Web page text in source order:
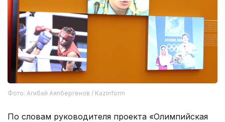
Фото: Агибай Аяпбергенов / Kazinform
По словам руководителя проекта «Олимпийская